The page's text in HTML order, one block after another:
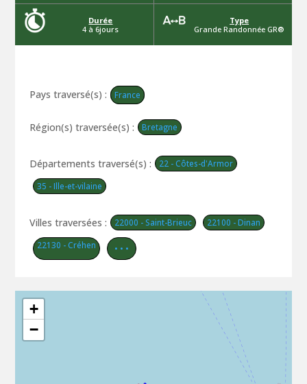
Durée
4 à 6jours
Type
Grande Randonnée GR®
Pays traversé(s) : France
Région(s) traversée(s) : Bretagne
Départements traversé(s) : 22 - Côtes-d'Armor
35 - Ille-et-vilaine
Villes traversées : 22000 - Saint-Brieuc 22100 - Dinan
22130 - Créhen • • •
+
−